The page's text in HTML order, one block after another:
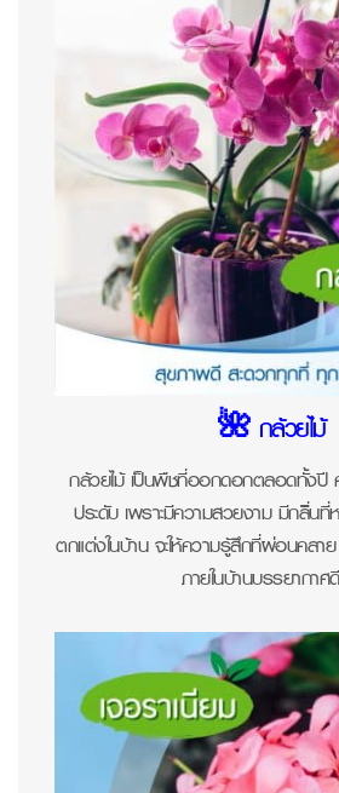
🌺 กล้วยไม้
กล้วยไม้ เป็นพืชที่ออกดอกตลอดทั้งปี
ประดับ เพราะมีความสวยงาม มีกลิ่น
ตกแต่งในบ้าน จะให้ความรู้สึกที่ผ่อนคลา
ภายในบ้านบรรยากาศ